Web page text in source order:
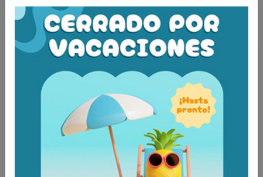
Tambien te recomendamos